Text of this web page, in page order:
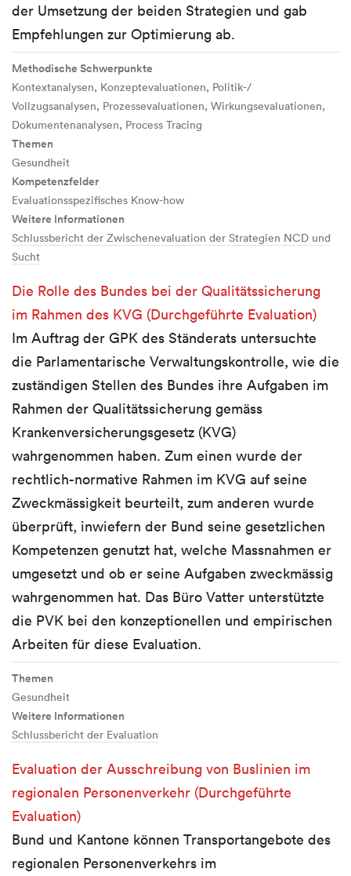
der Umsetzung der beiden Strategien und gab
Empfehlungen zur Optimierung ab.
Methodische Schwerpunkte
Kontextanalysen, Konzeptevaluationen, Politik-/
Vollzugsanalysen, Prozessevaluationen, Wirkungsevaluationen,
Dokumentenanalysen, Process Tracing
Themen
Gesundheit
Kompetenzfelder
Evaluationsspezifisches Know-how
Weitere Informationen
Schlussbericht der Zwischenevaluation der Strategien NCD und
Sucht
Die Rolle des Bundes bei der Qualitätssicherung
im Rahmen des KVG (Durchgeführte Evaluation)
Im Auftrag der GPK des Ständerats untersuchte
die Parlamentarische Verwaltungskontrolle, wie die
zuständigen Stellen des Bundes ihre Aufgaben im
Rahmen der Qualitätssicherung gemäss
Krankenversicherungsgesetz (KVG)
wahrgenommen haben. Zum einen wurde der
rechtlich-normative Rahmen im KVG auf seine
Zweckmässigkeit beurteilt, zum anderen wurde
überprüft, inwiefern der Bund seine gesetzlichen
Kompetenzen genutzt hat, welche Massnahmen er
umgesetzt und ob er seine Aufgaben zweckmässig
wahrgenommen hat. Das Büro Vatter unterstützte
die PVK bei den konzeptionellen und empirischen
Arbeiten für diese Evaluation.
Themen
Gesundheit
Weitere Informationen
Schlussbericht der Evaluation
Evaluation der Ausschreibung von Buslinien im
regionalen Personenverkehr (Durchgeführte
Evaluation)
Bund und Kantone können Transportangebote des
regionalen Personenverkehrs im